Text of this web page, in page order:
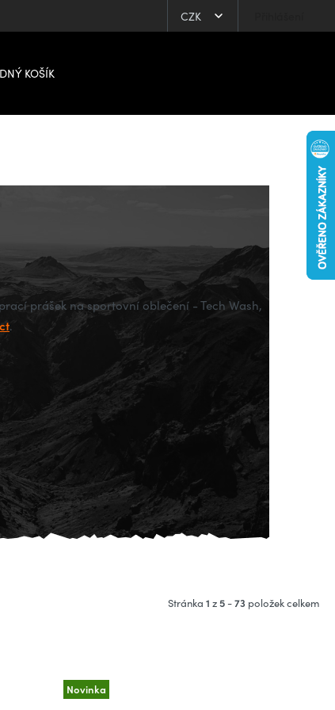
CZK
KOŠÍK
prášek na sportovní oblečení - Tech Wash,
.
Stránka 1 z5-73 položek celkem
Novinka